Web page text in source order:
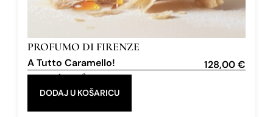
PROFUMO DI FIRENZE
A Tutto Caramello! 128,00€
Extrait de Parfum
DODAJ U KOŠARICU